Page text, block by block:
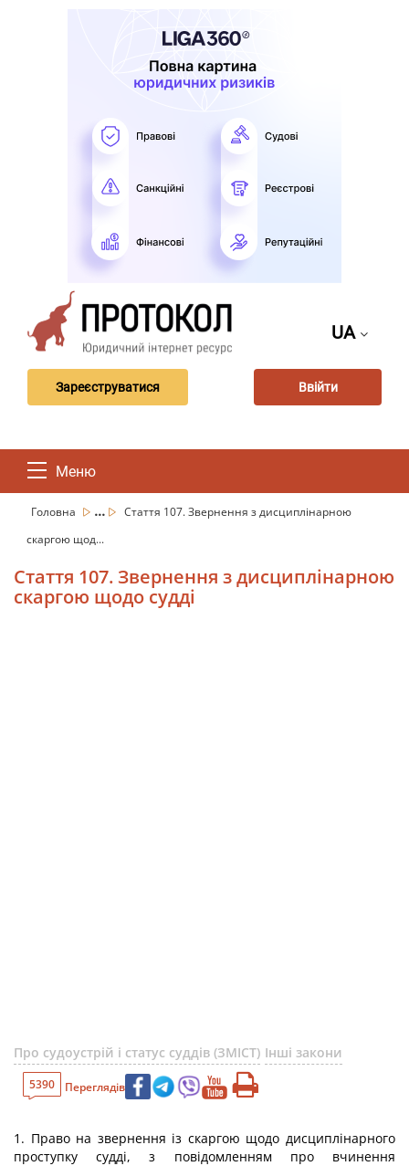
UA
Зареєструватися Ввійти
Меню
Головна ...
Стаття 107. Звернення з дисциплінарною
скаргою щод...
Стаття 107. Звернення з дисциплінарною
скаргою щодо судді
Про судоустрій і статус суддів (ЗМІСТ) Інші закони
5390 Переглядів
1. Право на звернення із скаргою щодо дисциплінарного
проступку судді, з повідомленням про вчинення